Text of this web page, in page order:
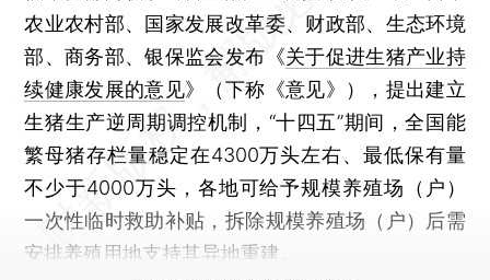
农业农村部、国家发展改革委、财政部、生态环境
部、商务部、银保监会发布《关于促进生猪产业持
续健康发展的意见》（下称《意见》），提出建立
生猪生产逆周期调控机制，“十四五”期间，全国能
繁母猪存栏量稳定在4300万头左右、最低保有量
不少于4000万头，各地可给予规模养殖场（户）
一次性临时救助补贴，拆除规模养殖场（户）后需
安排养殖用地支持其异地重建。